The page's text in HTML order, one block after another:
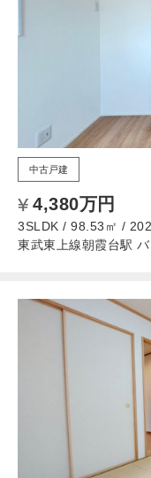
中古戸建
4,380万円
3SLDK / 98.53㎡ /
東武東上線朝霞台駅